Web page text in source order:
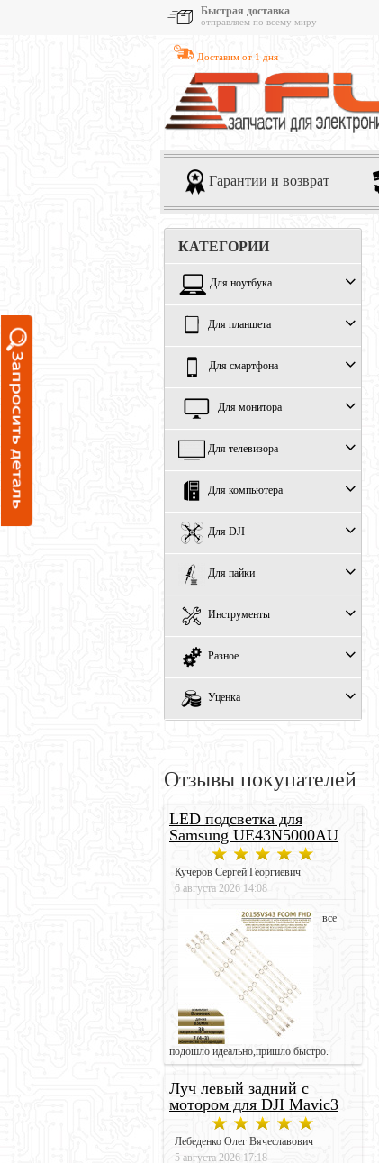
Быстрая доставка
отправляем по всему миру
Доставим от 1 дня
Гарантии и возврат
КАТЕГОРИИ
Для ноутбука
Для планшета
Для смартфона
Для монитора
Для телевизора
Для компьютера
Для DJI
Для пайки
Инструменты
Разное
Уценка
Отзывы покупателей
LED подсветка для
Samsung UE43N5000AU
Кучеров Сергей Георгиевич
6 августа 2026 14:08
все
подошло идеально,пришло быстро.
Луч левый задний с
мотором для DJI Mavic3
Лебеденко Олег Вячеславович
5 августа 2026 17:18